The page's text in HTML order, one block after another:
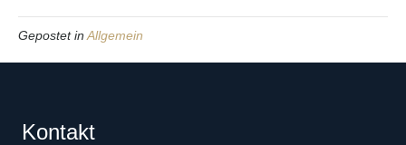
Gepostet in Allgemein
Kontakt